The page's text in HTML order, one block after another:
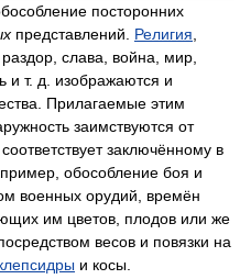
посторонних
представлений. Религия
слава, война, мир,
и т. д. изображаются и
Прилагаемые этим
заимствуются от
заключённому в
обособление боя и
военных орудий, времён
им цветов, плодов или же
весов и повязки на
и косы.